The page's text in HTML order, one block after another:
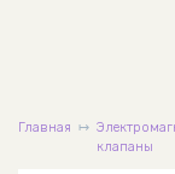
Главная
клапаны